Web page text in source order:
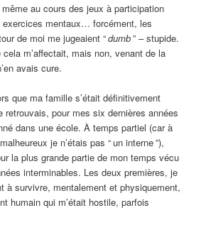
au cours des jeux à participation
exercices mentaux… forcément, les
de moi me jugeaient “dumb” – stupide.
m’affectait, mais non, venant de la
avais cure.
que ma famille s’était définitivement
retrouvais, pour mes six dernières années
dans une école. À temps partiel (car à
je n’étais pas “un interne”),
la plus grande partie de mon temps vécu
interminables. Les deux premières, je
à survivre, mentalement et physiquement,
humain qui m’était hostile, parfois